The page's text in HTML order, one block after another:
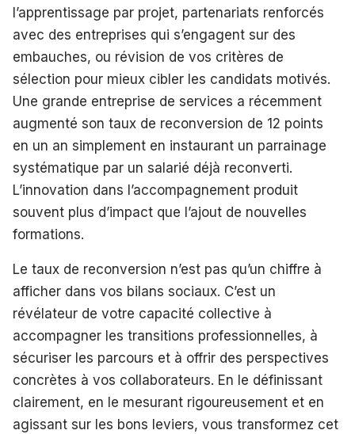
l’apprentissage par projet, partenariats renforcés
avec des entreprises qui s’engagent sur des
embauches, ou révision de vos critères de
sélection pour mieux cibler les candidats motivés.
Une grande entreprise de services a récemment
augmenté son taux de reconversion de 12 points
en un an simplement en instaurant un parrainage
systématique par un salarié déjà reconverti.
L’innovation dans l’accompagnement produit
souvent plus d’impact que l’ajout de nouvelles
formations.
Le taux de reconversion n’est pas qu’un chiffre à
afficher dans vos bilans sociaux. C’est un
révélateur de votre capacité collective à
accompagner les transitions professionnelles, à
sécuriser les parcours et à offrir des perspectives
concrètes à vos collaborateurs. En le définissant
clairement, en le mesurant rigoureusement et en
agissant sur les bons leviers, vous transformez cet